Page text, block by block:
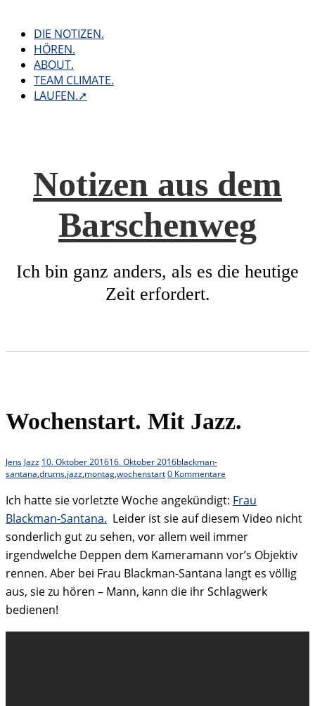
contentDIE NOTIZEN.
HÖREN.
ABOUT.
TEAM CLIMATE.
LAUFEN.➚
Notizen aus dem
Barschenweg
Ich bin ganz anders, als es die heutige
Zeit erfordert.
Wochenstart. Mit Jazz.
JensJazz 10. Oktober 201616. Oktober 2016blackman-
santana,drums,jazz,montag,wochenstart0 Kommentare
Ich hatte sie vorletzte Woche angekündigt: Frau
Blackman-Santana. Leider ist sie auf diesem Video nicht
sonderlich gut zu sehen, vor allem weil immer
irgendwelche Deppen dem Kameramann vor’s Objektiv
rennen. Aber bei Frau Blackman-Santana langt es völlig
aus, sie zu hören – Mann, kann die ihr Schlagwerk
bedienen!